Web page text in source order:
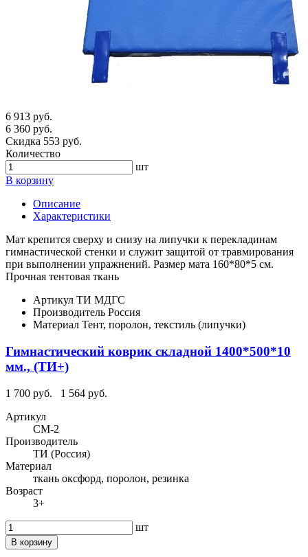
6 913 руб.
6 360 руб.
Скидка 553 руб.
Количество
шт
В корзину
Описание
Характеристики
Мат крепится сверху и снизу на липучки к перекладинам
гимнастической стенки и служит защитой от травмирования
при выполнении упражнений. Размер мата 160*80*5 см.
Прочная тентовая ткань
Артикул ТИ МДГС
Производитель Россия
Материал Тент, поролон, текстиль (липучки)
Гимнастический коврик складной 1400*500*10
мм., (ТИ+)
1 700 руб.
1 564 руб.
Артикул
СМ-2
Производитель
ТИ (Россия)
Материал
ткань оксфорд, поролон, резинка
Возраст
3+
шт
В корзину